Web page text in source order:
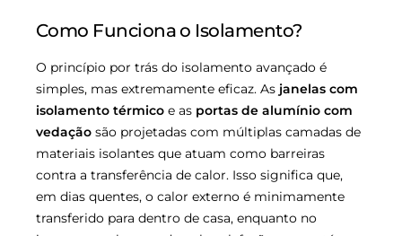
Como Funciona o Isolamento?
O princípio por trás do isolamento avançado é
simples, mas extremamente eficaz. As janelas com
isolamento térmico e as portas de alumínio com
vedação são projetadas com múltiplas camadas de
materiais isolantes que atuam como barreiras
contra a transferência de calor. Isso significa que,
em dias quentes, o calor externo é minimamente
transferido para dentro de casa, enquanto no